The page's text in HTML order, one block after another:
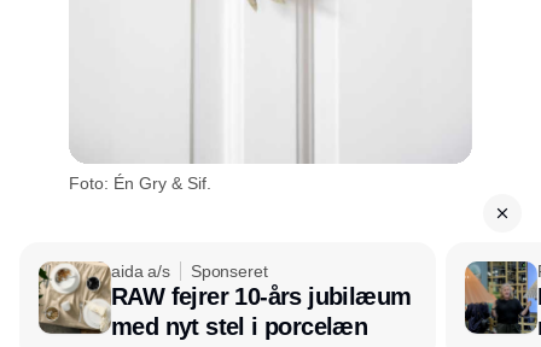
Foto: Én Gry & Sif.
aida a/s Sponseret
RAW fejrer 10-års jubilæum
med nyt stel i porcelæn